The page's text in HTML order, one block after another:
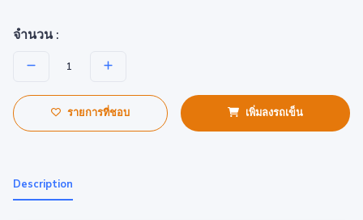
จำนวน :
รายการที่ชอบ เพิ่มลงรถเข็น
Description